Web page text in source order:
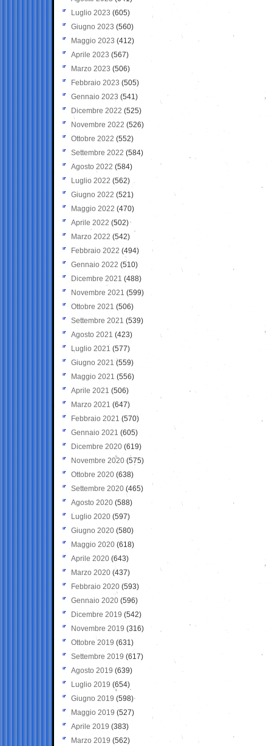
Luglio 2023 (605)
Giugno 2023 (560)
Maggio 2023 (412)
Aprile 2023 (567)
Marzo 2023 (506)
Febbraio 2023 (505)
Gennaio 2023 (541)
Dicembre 2022 (525)
Novembre 2022 (526)
Ottobre 2022 (552)
Settembre 2022 (584)
Agosto 2022 (584)
Luglio 2022 (562)
Giugno 2022 (521)
Maggio 2022 (470)
Aprile 2022 (502)
Marzo 2022 (542)
Febbraio 2022 (494)
Gennaio 2022 (510)
Dicembre 2021 (488)
Novembre 2021 (599)
Ottobre 2021 (506)
Settembre 2021 (539)
Agosto 2021 (423)
Luglio 2021 (577)
Giugno 2021(559)
Maggio 2021 (556)
Aprile 2021 (506)
Marzo 2021 (647)
Febbraio 2021 (570)
Gennaio 2021 (605)
Dicembre 2020 (619)
Novembre 2020 (575)
Ottobre 2020 (638)
Settembre 2020(465)
Agosto 2020 (588)
Luglio 2020 (597)
Giugno 2020 (580)
Maggio 2020 (618)
Aprile 2020 (643)
Marzo 2020 (437)
Febbraio 2020 (593)
Gennaio 2020 (596)
Dicembre 2019 (542)
Novembre 2019 (316)
Ottobre 2019 (631)
Settembre 2019 (617)
Agosto 2019 (639)
Luglio 2019 (654)
Giugno 2019 (598)
Maggio 2019 (527)
Aprile 2019 (383)
Marzo 2019 (562)